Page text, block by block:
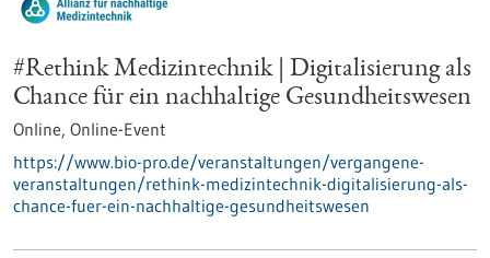
#Rethink Medizintechnik | Digitalisierung als
Chance für ein nachhaltige Gesundheitswesen
Online, Online-Event
https://www.bio-pro.de/veranstaltungen/vergangene-
veranstaltungen/rethink-medizintechnik-digitalisierung-als-
chance-fuer-ein-nachhaltige-gesundheitswesen